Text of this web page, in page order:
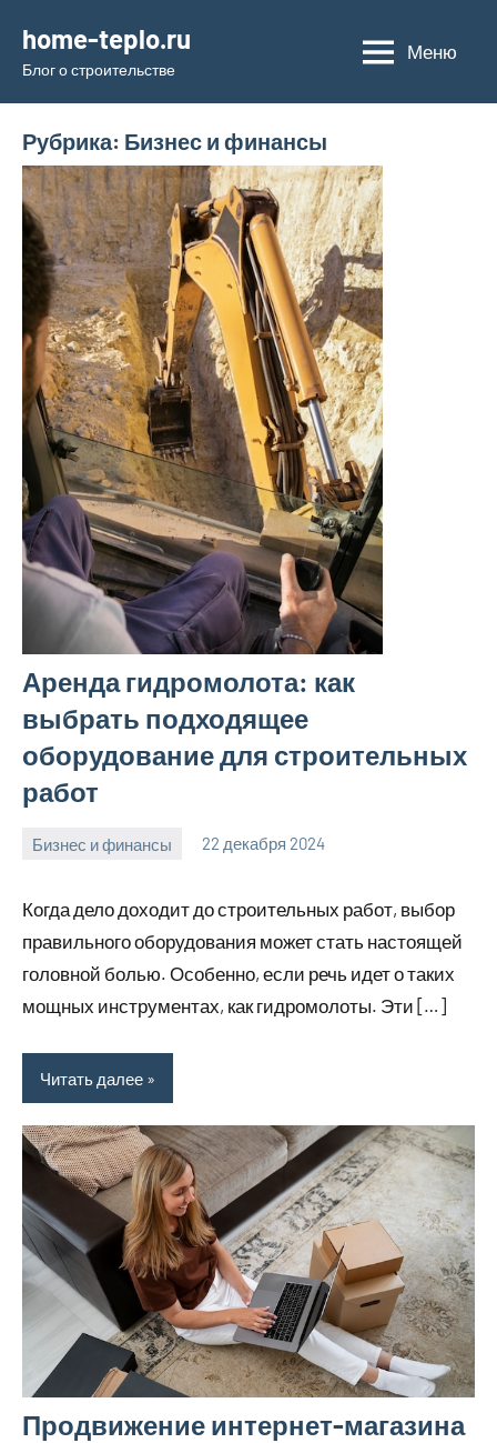
содержимому
home-teplo.ru
Блог о строительстве
Меню
Рубрика: Бизнес и финансы
Аренда гидромолота: как
выбрать подходящее
оборудование для строительных
работ
Бизнес и финансы 22 декабря 2024
Когда дело доходит до строительных работ, выбор
правильного оборудования может стать настоящей
головной болью. Особенно, если речь идет о таких
мощных инструментах, как гидромолоты. Эти […]
Читать далее
Продвижение интернет-магазина